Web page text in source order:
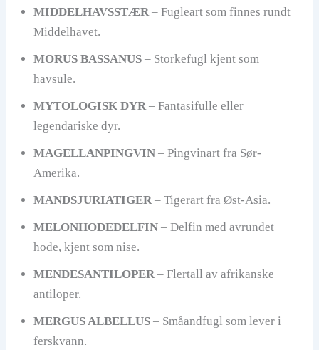
MIDDELHAVSSTÆR– Fugleart som finnes rundt
Middelhavet.
MORUS BASSANUS– Storkefugl kjent som
havsule.
MYTOLOGISK DYR– Fantasifulle eller
legendariske dyr.
MAGELLANPINGVIN– Pingvinart fra Sør-
Amerika.
MANDSJURIATIGER– Tigerart fra Øst-Asia.
MELONHODEDELFIN– Delfin med avrundet
hode, kjent som nise.
MENDESANTILOPER– Flertall av afrikanske
antiloper.
MERGUS ALBELLUS– Småandfugl som lever i
ferskvann.